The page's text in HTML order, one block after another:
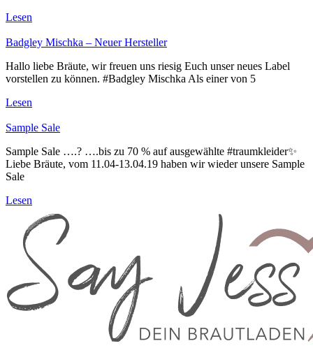
Lesen
Badgley Mischka – Neuer Hersteller
Hallo liebe Bräute, wir freuen uns riesig Euch unser neues Label
vorstellen zu können. #Badgley Mischka Als einer von 5
Lesen
Sample Sale
Sample Sale ….? ….bis zu 70 % auf ausgewählte #traumkleider✨
Liebe Bräute, vom 11.04-13.04.19 haben wir wieder unsere Sample
Sale
Lesen